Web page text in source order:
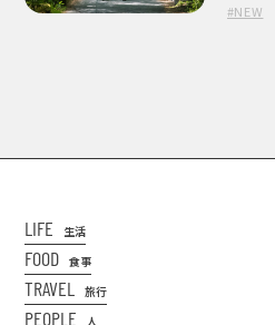
#NEW
LIFE 生活
FOOD 食事
TRAVEL 旅行
PEOPLE 人